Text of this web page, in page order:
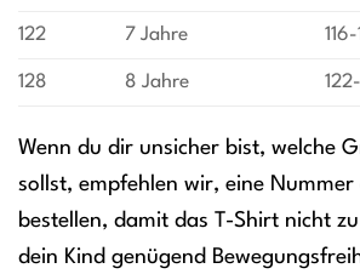
122 7 Jahre
128 8 Jahre
Wenn du dir unsicher bist, welche
sollst, empfehlen wir, eine Nummer
bestellen, damit das T-Shirt nicht
dein Kind genügend